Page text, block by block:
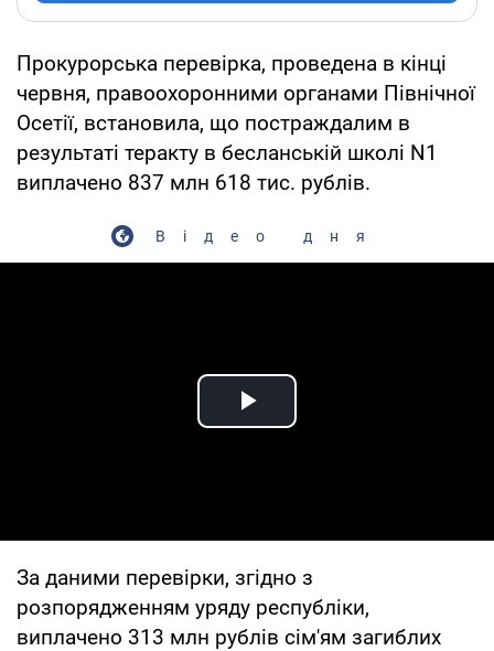
Прокурорська перевірка, проведена в кінці
червня, правоохоронними органами Північної
Осетії, встановила, що постраждалим в
результаті теракту в бесланській школі N1
виплачено 837 млн 618 тис. рублів.
Відео дня
Play Video
За даними перевірки, згідно з
розпорядженням уряду республіки,
виплачено 313 млн рублів сім'ям загиблих